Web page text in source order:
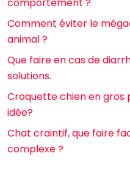
Comment éviter le
animal ?
Que faire en cas de
solutions.
Croquette chien en gros
idée?
Chat craintif, que faire
complexe ?